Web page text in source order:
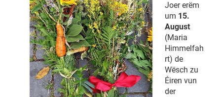
Joer erëm
um 15.
August
(Maria
Himmelfah
rt) de
Wësch zu
Éiren vun
der